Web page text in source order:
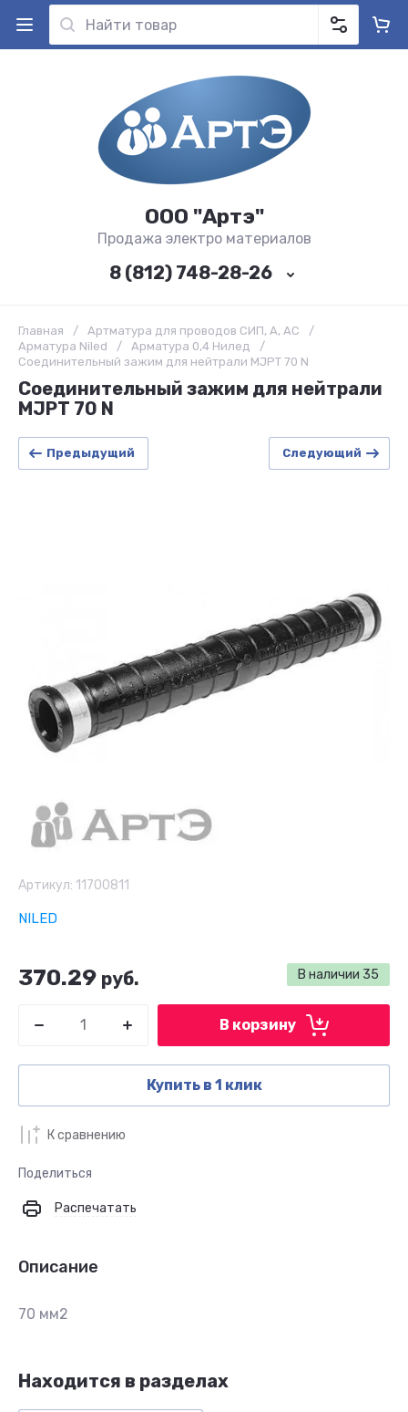
ООО "Артэ"
Продажа электро материалов
8 (812) 748-28-26
Главная / Артматура для проводов СИП, А, АС
/
Арматура Niled
/ Арматура 0,4 Нилед
/
Соединительный зажим для нейтрали MJPT 70 N
Соединительный зажим для нейтрали
MJPT 70 N
Предыдущий Следующий
Артикул: 11700811
NILED
В наличии 35
370.29 руб.
В корзину
Купить в 1 клик
К сравнению
Поделиться
Распечатать
Описание
70 мм2
Находится в разделах